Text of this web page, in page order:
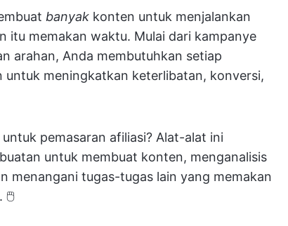
banyak konten untuk menjalankan
itu memakan waktu. Mulai dari kampanye
arahan, Anda membutuhkan setiap
untuk meningkatkan keterlibatan, konversi,
pemasaran afiliasi? Alat-alat ini
untuk membuat konten, menganalisis
menangani tugas-tugas lain yang memakan
🖱️